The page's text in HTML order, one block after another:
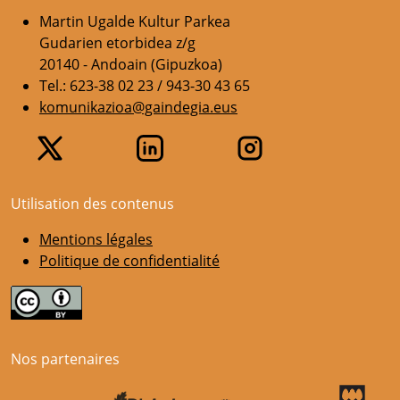
Martin Ugalde Kultur Parkea
Gudarien etorbidea z/g
20140 - Andoain (Gipuzkoa)
Tel.: 623-38 02 23 / 943-30 43 65
komunikazioa@gaindegia.eus
Utilisation des contenus
Mentions légales
Politique de confidentialité
Nos partenaires